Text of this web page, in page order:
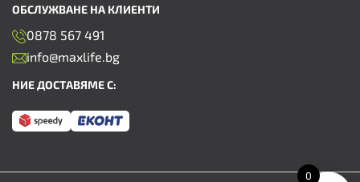
ОБСЛУЖВАНЕ НА КЛИЕНТИ
0878 567 491
info@maxlife.bg
НИЕ ДОСТАВЯМЕ С:
0